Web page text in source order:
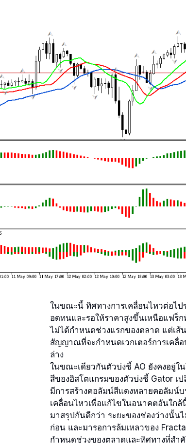
ในขณะนี้ ทิศทางการเคลื่อนไหวต่อไป
อดทนและรอให้ราคาสูงขึ้นเหนือแฟร็
ไม่ได้กำหนดช่วงแรกของตลาด แต่เส้
สัญญาณที่จะกำหนดเวกเตอร์การเคลื่
ล่าง
ในขณะเดียวกันตัวบ่งชี้ AO ยังคงอยู่ใ
สีของฮิสโตแกรมของตัวบ่งชี้ Gator
มีการสร้างคอลัมน์สีแดงหลายคอลัมน์
เคลื่อนไหวเพื่อแก้ไขในอนาคตอันใกล้
มาสรุปกันดีกว่า ระยะของช่องว่างนั้
ก่อน และมารอการล้มเหลวของ
กำหนดช่วงของตลาดและทิศทางที่สำ